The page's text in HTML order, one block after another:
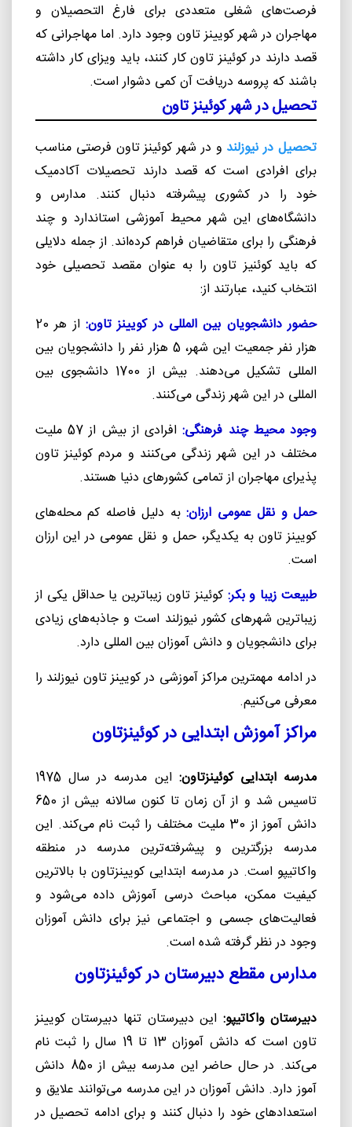
فرصت‌های شغلی متعددی برای فارغ التحصیلان و
مهاجران در شهر کویینز تاون وجود دارد. اما مهاجرانی که
قصد دارند در کوئینز تاون کار کنند، باید ویزای کار داشته
باشند که پروسه دریافت آن کمی دشوار است.
تحصیل در شهر کوئینز تاون
تحصیل در نیوزلند و در شهر کوئینز تاون فرصتی مناسب
برای افرادی است که قصد دارند تحصیلات آکادمیک
خود را در کشوری پیشرفته دنبال کنند. مدارس و
دانشگاه‌های این شهر محیط آموزشی استاندارد و چند
فرهنگی را برای متقاضیان فراهم کرده‌اند. از جمله دلایلی
که باید کوئنیز تاون را به عنوان مقصد تحصیلی خود
انتخاب کنید، عبارتند از:
حضور دانشجویان بین المللی در کویینز تاون:
از هر 20
هزار نفر جمعیت این شهر، 5 هزار نفر را دانشجویان بین
المللی تشکیل می‌دهند. بیش از 1700 دانشجوی بین
المللی در این شهر زندگی می‌کنند.
وجود محیط چند فرهنگی:
افرادی از بیش از 57 ملیت
مختلف در این شهر زندگی می‌کنند و مردم کوئینز تاون
پذیرای مهاجران از تمامی کشورهای دنیا هستند.
حمل و نقل عمومی ارزان: به دلیل فاصله کم محله‌های
کویینز تاون به یکدیگر، حمل و نقل عمومی در این ارزان
است.
طبیعت زیبا و بکر: کوئینز تاون زیباترین یا حداقل یکی از
زیباترین شهرهای کشور نیوزلند است و جاذبه‌های زیادی
برای دانشجویان و دانش آموزان بین المللی دارد.
در ادامه مهمترین مراکز آموزشی در کویینز تاون نیوزلند را
معرفی می‌کنیم.
مراکز آموزش ابتدایی در کوئینزتاون
مدرسه ابتدایی کوئینزتاون:
این مدرسه در سال 1975
تاسیس شد و از آن زمان تا کنون سالانه بیش از 650
دانش آموز از 30 ملیت مختلف را ثبت نام می‌کند. این
مدرسه بزرگترین و پیشرفته‌ترین مدرسه در منطقه
واکاتیپو است. در مدرسه ابتدایی کویینزتاون با بالاترین
کیفیت ممکن، مباحث درسی آموزش داده می‌شود و
فعالیت‌های جسمی و اجتماعی نیز برای دانش آموزان
وجود در نظر گرفته شده است.
مدارس مقطع دبیرستان در کوئینزتاون
دبیرستان واکاتیپو: این دبیرستان تنها دبیرستان کویینز
تاون است که دانش آموزان 13 تا 19 سال را ثبت نام
می‌کند. در حال حاضر این مدرسه بیش از 850 دانش
آموز دارد. دانش آموزان در این مدرسه می‌توانند علایق و
استعدادهای خود را دنبال کنند و برای ادامه تحصیل در